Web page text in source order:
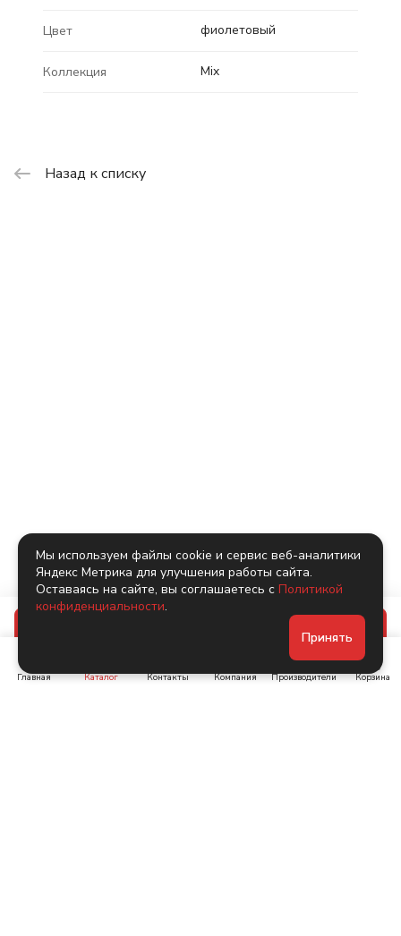
Цвет фиолетовый
Коллекция Mix
Назад к списку
Главная Каталог Контакты Компания Производители Корзина
Мы используем файлы cookie и сервис веб-аналитики
Яндекс Метрика для улучшения работы сайта.
Оставаясь на сайте, вы соглашаетесь с Политикой
конфиденциальности.
Принять